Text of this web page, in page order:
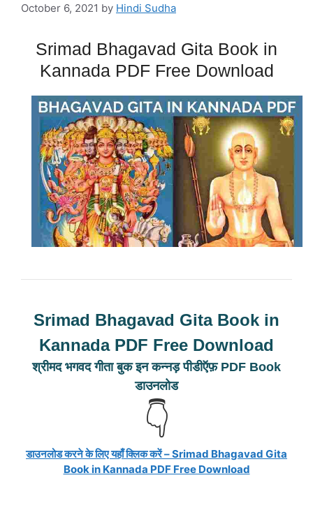
October 6, 2021 by Hindi Sudha
Srimad Bhagavad Gita Book in
Kannada PDF Free Download
Srimad Bhagavad Gita Book in
Kannada PDF Free Download
श्रीमद भगवद गीता बुक इन कन्नड़ पीडीऍफ़ PDF Book
डाउनलोड
👇
डाउनलोड करने के लिए यहाँ क्लिक करें – Srimad Bhagavad Gita
Book in Kannada PDF Free Download